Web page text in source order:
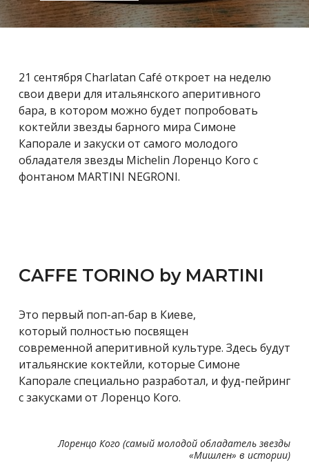
21 сентября Charlatan Café откроет на неделю
свои двери для итальянского аперитивного
бара, в котором можно будет попробовать
коктейли звезды барного мира Симоне
Капорале и закуски от самого молодого
обладателя звезды Michelin Лоренцо Кого с
фонтаном MARTINI NEGRONI.
CAFFE TORINO by MARTINI
Это первый поп-ап-бар в Киеве,
который полностью посвящен
современной аперитивной культуре. Здесь будут
итальянские коктейли, которые Симоне
Капорале специально разработал, и фуд-пейринг
с закусками от Лоренцо Кого.
Лоренцо Кого (самый молодой обладатель звезды
«Мишлен» в истории)